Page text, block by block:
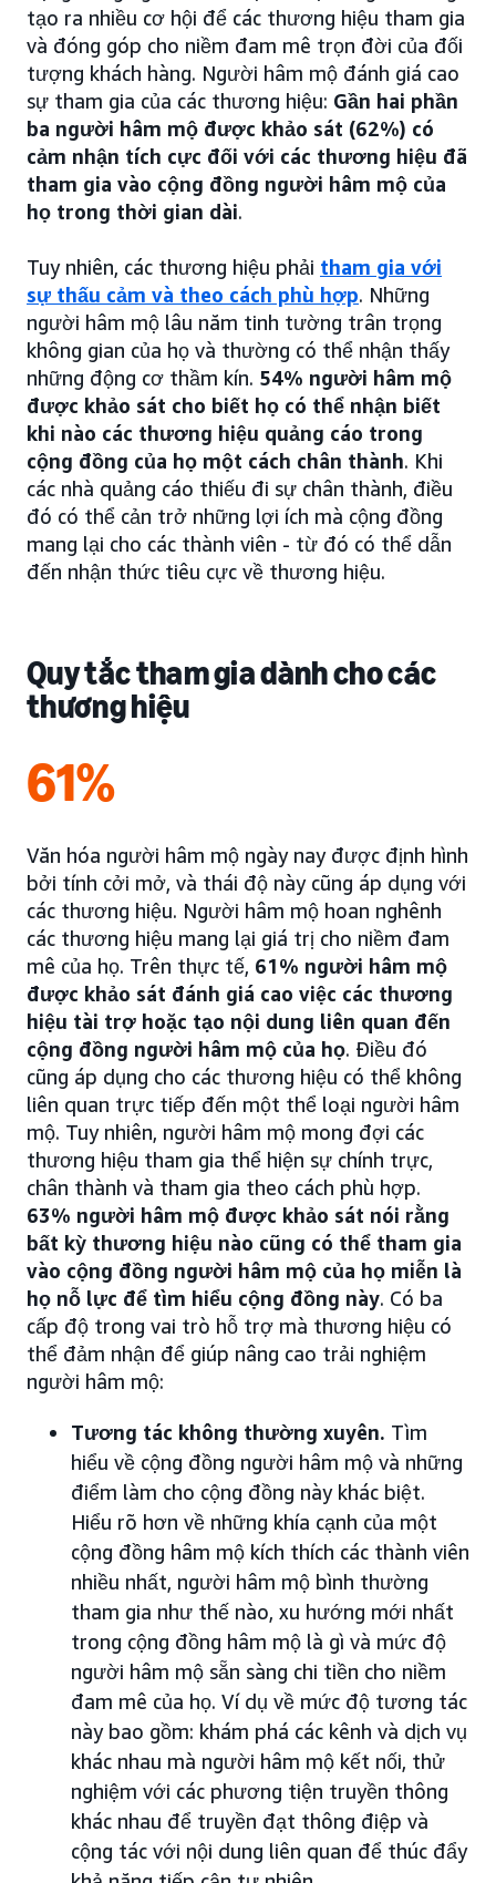
tạo ra nhiều cơ hội để các thương hiệu tham gia
và đóng góp cho niềm đam mê trọn đời của đối
tượng khách hàng. Người hâm mộ đánh giá cao
sự tham gia của các thương hiệu: Gần hai phần
ba người hâm mộ được khảo sát (62%) có
cảm nhận tích cực đối với các thương hiệu đã
tham gia vào cộng đồng người hâm mộ của
họ trong thời gian dài.
Tuy nhiên, các thương hiệu phải tham gia với
sự thấu cảm và theo cách phù hợp. Những
người hâm mộ lâu năm tinh tường trân trọng
không gian của họ và thường có thể nhận thấy
những động cơ thầm kín. 54% người hâm mộ
được khảo sát cho biết họ có thể nhận biết
khi nào các thương hiệu quảng cáo trong
cộng đồng của họ một cách chân thành. Khi
các nhà quảng cáo thiếu đi sự chân thành, điều
đó có thể cản trở những lợi ích mà cộng đồng
mang lại cho các thành viên - từ đó có thể dẫn
đến nhận thức tiêu cực về thương hiệu.
Quy tắc tham gia dành cho các
thương hiệu
61%
Văn hóa người hâm mộ ngày nay được định hình
bởi tính cởi mở, và thái độ này cũng áp dụng với
các thương hiệu. Người hâm mộ hoan nghênh
các thương hiệu mang lại giá trị cho niềm đam
mê của họ. Trên thực tế, 61% người hâm mộ
được khảo sát đánh giá cao việc các thương
hiệu tài trợ hoặc tạo nội dung liên quan đến
cộng đồng người hâm mộ của họ. Điều đó
cũng áp dụng cho các thương hiệu có thể không
liên quan trực tiếp đến một thể loại người hâm
mộ. Tuy nhiên, người hâm mộ mong đợi các
thương hiệu tham gia thể hiện sự chính trực,
chân thành và tham gia theo cách phù hợp.
63% người hâm mộ được khảo sát nói rằng
bất kỳ thương hiệu nào cũng có thể tham gia
vào cộng đồng người hâm mộ của họ miễn là
họ nỗ lực để tìm hiểu cộng đồng này. Có ba
cấp độ trong vai trò hỗ trợ mà thương hiệu có
thể đảm nhận để giúp nâng cao trải nghiệm
người hâm mộ:
Tương tác không thường xuyên. Tìm
hiểu về cộng đồng người hâm mộ và những
điểm làm cho cộng đồng này khác biệt.
Hiểu rõ hơn về những khía cạnh của một
cộng đồng hâm mộ kích thích các thành viên
nhiều nhất, người hâm mộ bình thường
tham gia như thế nào, xu hướng mới nhất
trong cộng đồng hâm mộ là gì và mức độ
người hâm mộ sẵn sàng chi tiền cho niềm
đam mê của họ. Ví dụ về mức độ tương tác
này bao gồm: khám phá các kênh và dịch vụ
khác nhau mà người hâm mộ kết nối, thử
nghiệm với các phương tiện truyền thông
khác nhau để truyền đạt thông điệp và
cộng tác với nội dung liên quan để thúc đẩy